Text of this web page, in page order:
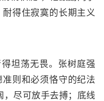
得住寂寞的长期主义
坦荡无畏。张树庭强
则和必须恪守的纪法
，尽可放手去搏；底线